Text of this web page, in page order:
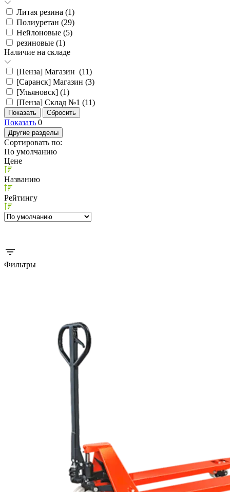
Литая резина (1)
Полиуретан (29)
Нейлоновые (5)
резиновые (1)
Наличие на складе
[Пенза] Магазин (11)
[Саранск] Магазин (3)
[Ульяновск] (1)
[Пенза] Склад №1 (11)
Показать 0
Другие разделы
Сортировать по:
По умолчанию
Цене
Названию
Рейтингу
Фильтры